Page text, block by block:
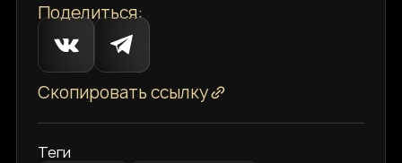
Поделиться:
Скопировать ссылку
Теги